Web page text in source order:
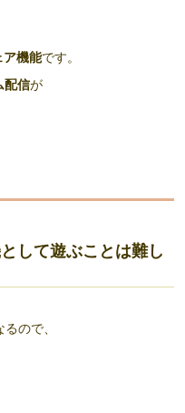
ア機能です。
配信が
して遊ぶことは難し
ので、